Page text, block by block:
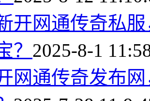
开网通传奇私
？ 2025-8-1
网通传奇发布